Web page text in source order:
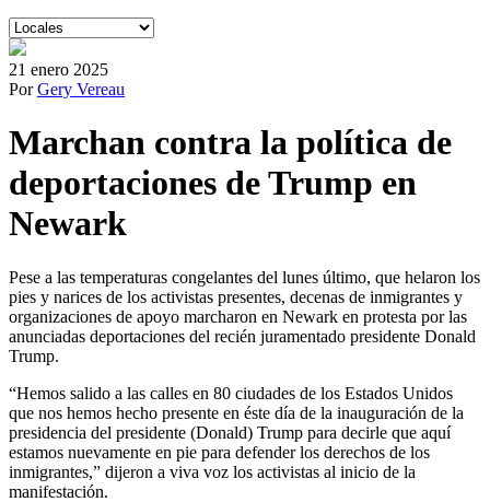
21 enero 2025
PorGery Vereau
Marchan contra la política de
deportaciones de Trump en
Newark
Pese a las temperaturas congelantes del lunes último, que helaron los
pies y narices de los activistas presentes, decenas de inmigrantes y
organizaciones de apoyo marcharon en Newark en protesta por las
anunciadas deportaciones del recién juramentado presidente Donald
Trump.
“Hemos salido a las calles en 80 ciudades de los Estados Unidos
que nos hemos hecho presente en éste día de la inauguración de la
presidencia del presidente (Donald) Trump para decirle que aquí
estamos nuevamente en pie para defender los derechos de los
inmigrantes,” dijeron a viva voz los activistas al inicio de la
manifestación.